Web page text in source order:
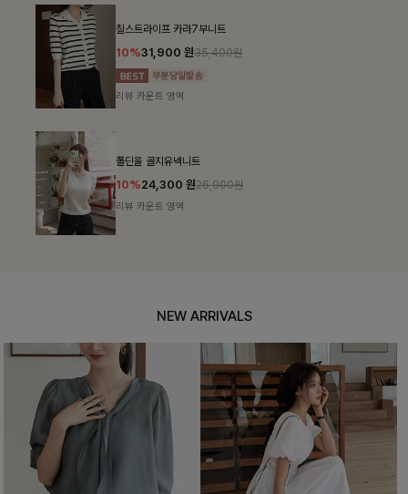
칠스트라이프 카라7부니트
10%31,900원35,400원
리뷰 카운트 영역
폴딘울 골지유넥니트
10%24,300원26,900원
리뷰 카운트 영역
NEW ARRIVALS